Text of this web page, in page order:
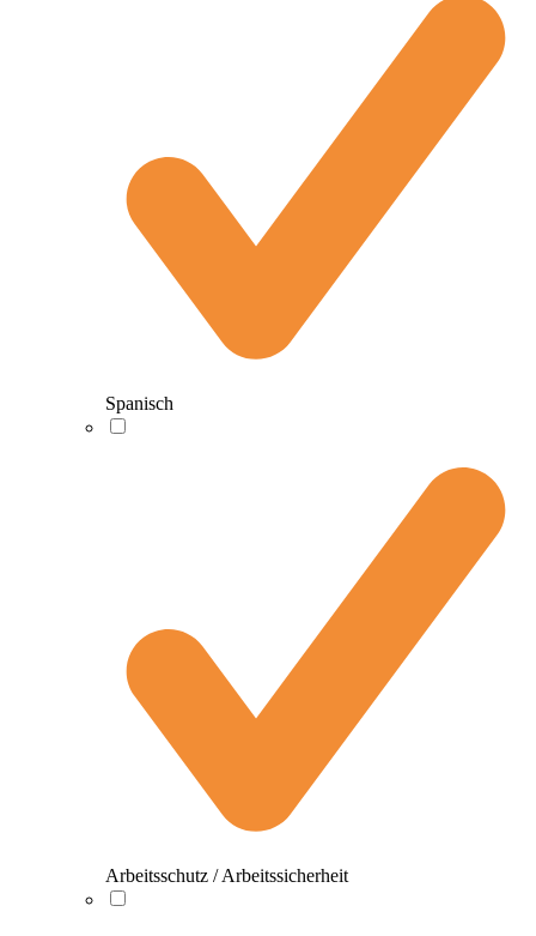
Spanisch
Arbeitsschutz / Arbeitssicherheit